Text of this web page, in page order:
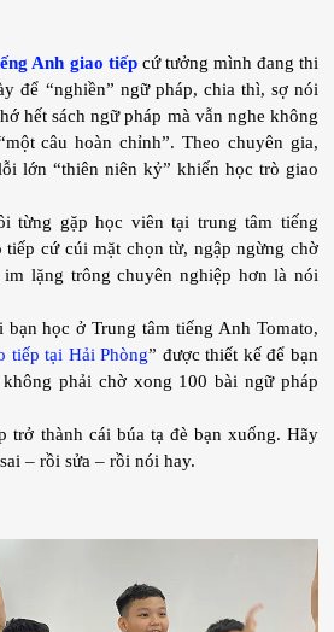
Anh giao tiếp cứ tưởng mình đang thi
để “nghiền” ngữ pháp, chia thì, sợ nói
hết sách ngữ pháp mà vẫn nghe không
câu hoàn chỉnh”. Theo chuyên gia,
lớn “thiên niên kỷ” khiến học trò giao
cứ cúi mặt chọn từ, ngập ngừng chờ
im lặng trông chuyên nghiệp hơn là nói
tiếp tại Hải Phòng
phải chờ xong 100 bài ngữ pháp
– rồi sửa – rồi nói hay.